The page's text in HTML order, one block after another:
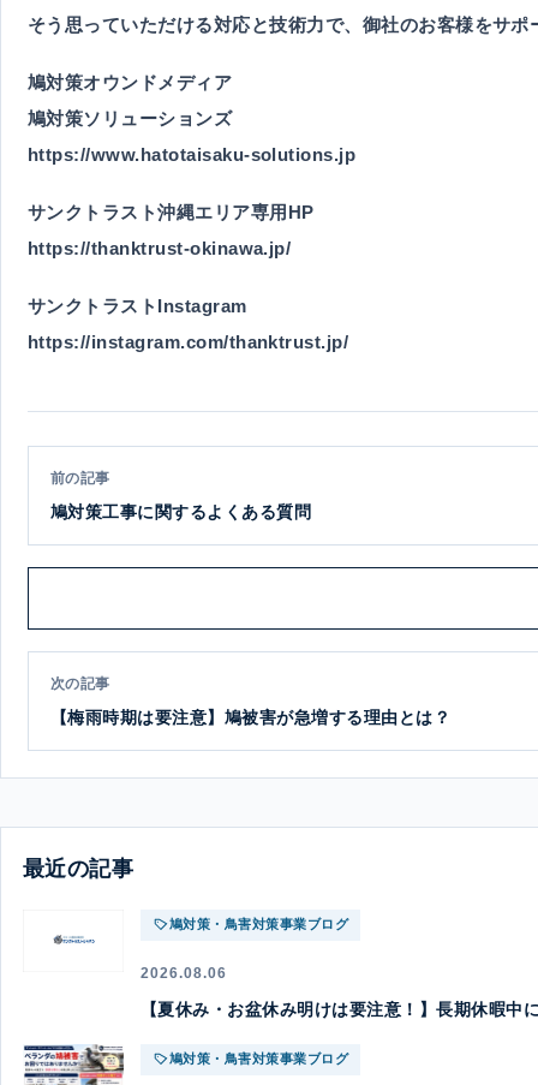
最近の記事
鳩対策・鳥害対策事業ブログ
2026.08.06
【夏休み・お盆休み明けは要注意！】長期休暇
鳩対策・鳥害対策事業ブログ
そう思っていただける対応と技術力で、御社のお客様をサポ
鳩対策オウンドメディア
鳩対策ソリューションズ
https://www.hatotaisaku-solutions.jp
サンクトラスト沖縄エリア専用HP
https://thanktrust-okinawa.jp/
サンクトラストInstagram
https://instagram.com/thanktrust.jp/
前の記事
鳩対策工事に関するよくある質問
次の記事
【梅雨時期は要注意】鳩被害が急増する理由とは？